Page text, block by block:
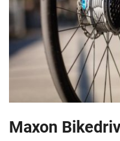
Maxon